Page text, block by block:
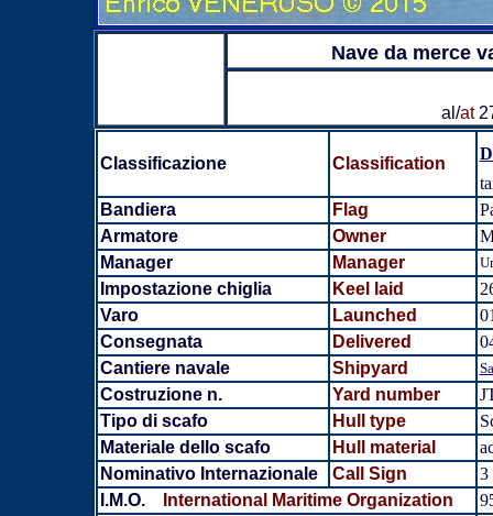
Nave da merce
al/at
Classificazione Classification
Bandiera
Flag
Armatore
Owner
Manager
Manager
Impostazione chiglia Keel laid
Varo
Launched
Consegnata
Delivered
Cantiere navale
Shipyard
Costruzione n. Yard number
Tipo di scafo
Hull type
Materiale dello scafo
Hull material
Nominativo Internazionale
Call Sign
3
I.M.O.
International Maritime Organization